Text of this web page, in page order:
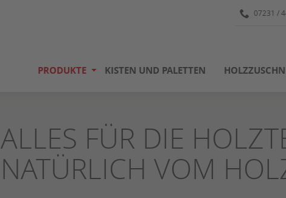
07231 /
PRODUKTE KISTEN UND PALETTEN
ALLES FÜR DIE
NATÜRLICH VOM